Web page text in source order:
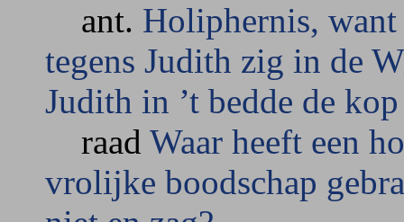
ant. Holiphernis,
tegens Judith zig in de
Judith in ’t bedde de
raad Waar heeft een
vrolijke boodschap